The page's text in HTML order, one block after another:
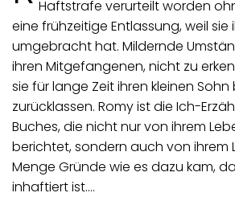
Haftstrafe verurteilt worden
eine frühzeitige Entlassung, weil sie
umgebracht hat. Mildernde
ihren Mitgefangenen, nicht zu
sie für lange Zeit ihren kleinen Sohn
zurücklassen. Romy ist die Ich-
Buches, die nicht nur von ihrem
berichtet, sondern auch von ihrem
Menge Gründe wie es dazu kam,
inhaftiert ist.…